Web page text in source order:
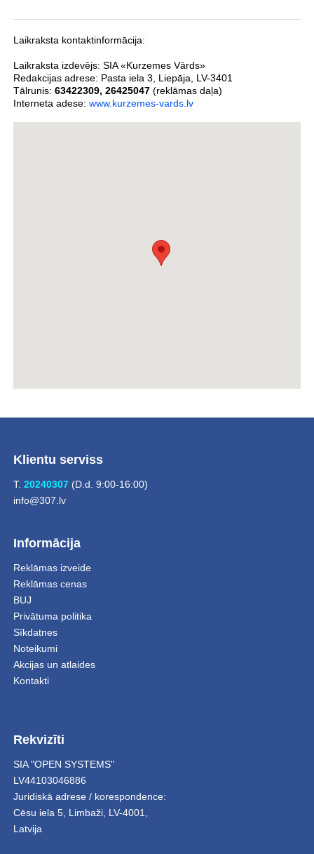
Laikraksta kontaktinformācija:
Laikraksta izdevējs: SIA «Kurzemes Vārds»
Redakcijas adrese: Pasta iela 3 Liepāja
LV-3401
Tālrunis: 63422309, 26425047(reklāmas daļa)
Interneta adese: www.kurzemes-vards.lv
Klientu serviss
T. 20240307(D.d. 9:00-16:00)
info@307.lv
Informācija
Reklāmas izveide
Reklāmas cenas
BUJ
Privātuma politika
Sīkdatnes
Noteikumi
Akcijas un atlaides
Kontakti
Rekvizīti
SIA "OPEN SYSTEMS"
LV44103046886
Juridiskā adrese / korespondence:
Cēsu iela 5, Limbaži, LV-4001,
Latvija